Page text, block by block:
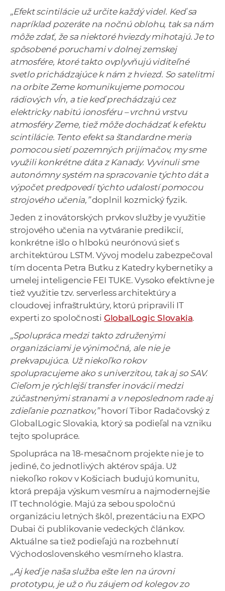
„Efekt scintilácie už určite každý videl. Keď sa
napríklad pozeráte na nočnú oblohu, tak sa nám
môže zdať, že sa niektoré hviezdy mihotajú. Je to
spôsobené poruchami v dolnej zemskej
atmosfére, ktoré takto ovplyvňujú viditeľné
svetlo prichádzajúce k nám z hviezd. So satelitmi
na orbite Zeme komunikujeme pomocou
rádiových vĺn, a tie keď prechádzajú cez
elektricky nabitú ionosféru – vrchnú vrstvu
atmosféry Zeme, tiež môže dochádzať k efektu
scintilácie. Tento efekt sa štandardne meria
pomocou sietí pozemných prijímačov, my sme
využili konkrétne dáta z Kanady. Vyvinuli sme
autonómny systém na spracovanie týchto dát a
výpočet predpovedí týchto udalostí pomocou
strojového učenia,”doplnil kozmický fyzik.
Jeden z inovátorských prvkov služby je využitie
strojového učenia na vytváranie predikcií,
konkrétne išlo o hlbokú neurónovú sieť s
architektúrou LSTM. Vývoj modelu zabezpečoval
tím docenta Petra Butku z Katedry kybernetiky a
umelej inteligencie FEI TUKE. Vysoko efektívne je
tiež využitie tzv. serverless architektúry a
cloudovej infraštruktúry, ktorú pripravili IT
experti zo spoločnosti GlobalLogic Slovakia.
„Spolupráca medzi takto združenými
organizáciami je výnimočná, ale nie je
prekvapujúca. Už niekoľko rokov
spolupracujeme ako s univerzitou, tak aj so SAV.
Cieľom je rýchlejší transfer inovácií medzi
zúčastnenými stranami a v neposlednom rade aj
zdieľanie poznatkov,”hovorí Tibor Radačovský z
GlobalLogic Slovakia, ktorý sa podieľal na vzniku
tejto spolupráce.
Spolupráca na 18-mesačnom projekte nie je to
jediné, čo jednotlivých aktérov spája. Už
niekoľko rokov v Košiciach budujú komunitu,
ktorá prepája výskum vesmíru a najmodernejšie
IT technológie. Majú za sebou spoločnú
organizáciu letných škôl, prezentáciu na EXPO
Dubai či publikovanie vedeckých článkov.
Aktuálne sa tiež podieľajú na rozbehnutí
Východoslovenského vesmírneho klastra.
„Aj keď je naša služba ešte len na úrovni
prototypu, je už o ňu záujem od kolegov zo